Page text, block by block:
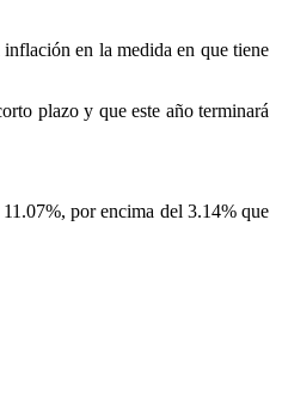
en la medida en que tiene
plazo y que este año terminará
por encima del 3.14% que